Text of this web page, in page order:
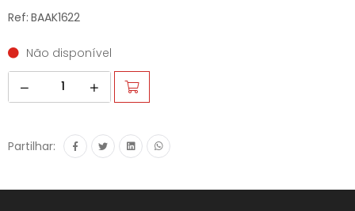
Ref: BAAK1622
Não disponível
Partilhar: